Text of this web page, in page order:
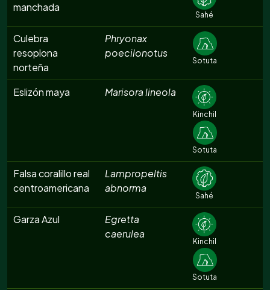
manchada
Sahé
Culebra
resoplona
norteña
Phryonax
poecilonotus
Sotuta
Eslizón maya Marisora lineola
Kinchil
Sotuta
Falsa coralillo real
centroamericana
Lampropeltis
abnorma
Sahé
Garza Azul
Egretta
caerulea
Kinchil
Sotuta